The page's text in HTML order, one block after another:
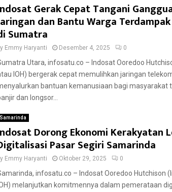
Gerak Cepat Tangani
dan Bantu Warga
Sumatra
Emmy Haryanti Desember 4, 2025 0
Utara, infosatu.co – Indosat Ooredoo
IOH) bergerak cepat memulihkan jaringan
bantuan kemanusiaan bagi masyarakat
dan longsor...
Samarinda
Dorong Ekonomi Kerakyatan
Pasar Segiri Samarinda
Emmy Haryanti Oktober 29, 2025 0
infosatu.co – Indosat Ooredoo Hutchison
melanjutkan komitmennya dalam pemerataan